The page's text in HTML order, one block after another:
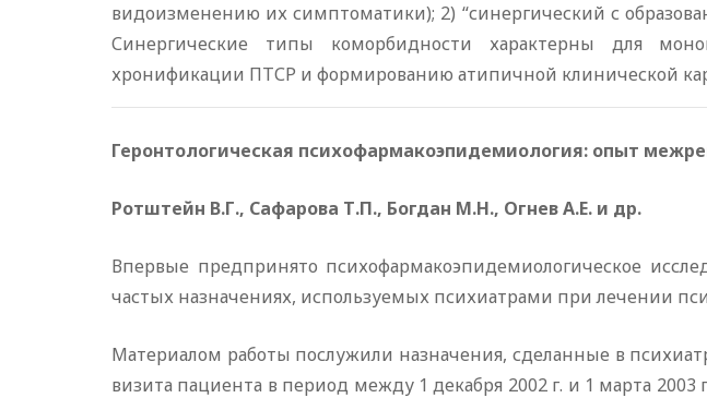
видоизменению их симптоматики); 2) “синергический с
Синергические типы коморбидности характерны для
хронификации ПТСР и формированию атипичной клинической
Геронтологическая психофармакоэпидемиология: опыт
Ротштейн В.Г., Сафарова Т.П., Богдан М.Н., Огнев А.Е. и др.
Впервые предпринято психофармакоэпидемиологическое
частых назначениях, используемых психиатрами при лечении
Материалом работы послужили назначения, сделанные в
визита пациента в период между 1 декабря 2002 г. и 1 марта